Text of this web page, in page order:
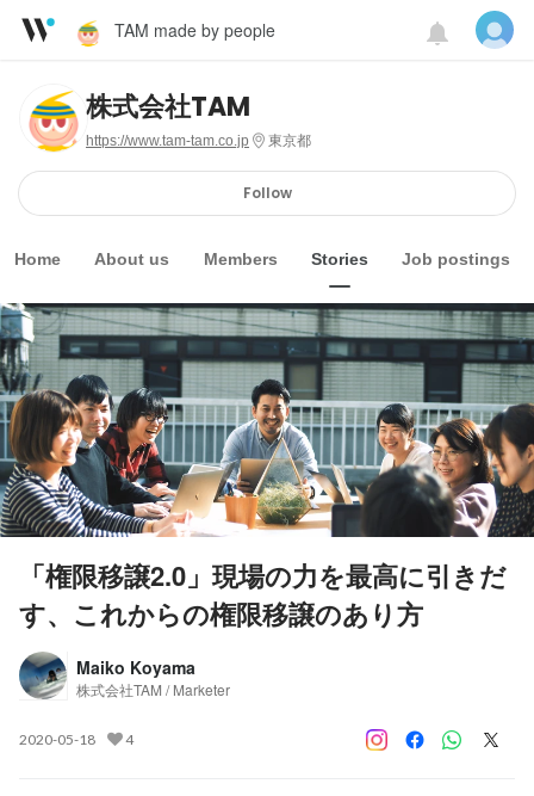
TAM made by people
株式会社TAM
https://www.tam-tam.co.jp 東京都
Follow
Home About us Members Stories Job postings
「権限移譲2.0」現場の力を最高に引きだ
す、これからの権限移譲のあり方
Maiko Koyama
株式会社TAM / Marketer
2020-05-18 4